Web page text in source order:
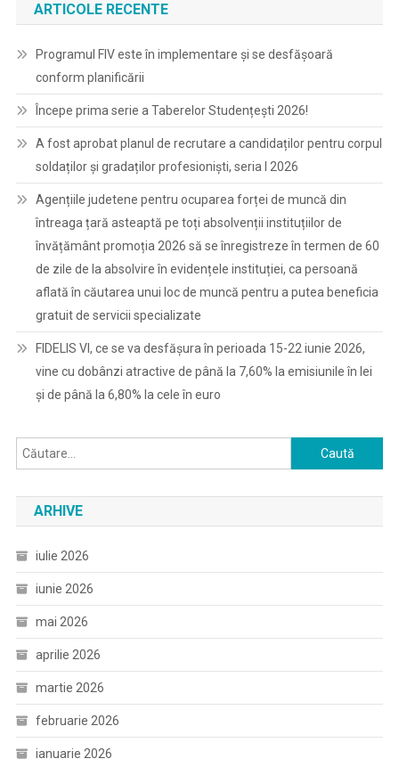
ARTICOLE RECENTE
Programul FIV este în implementare și se desfășoară
conform planificării
Începe prima serie a Taberelor Studențești 2026!
A fost aprobat planul de recrutare a candidaților pentru corpul
soldaților și gradaților profesioniști, seria I 2026
Agențiile judetene pentru ocuparea forței de muncă din
întreaga țară asteaptă pe toți absolvenții instituțiilor de
învățământ promoția 2026 să se înregistreze în termen de 60
de zile de la absolvire în evidențele instituției, ca persoană
aflată în căutarea unui loc de muncă pentru a putea beneficia
gratuit de servicii specializate
FIDELIS VI, ce se va desfășura în perioada 15-22 iunie 2026,
vine cu dobânzi atractive de până la 7,60% la emisiunile în lei
și de până la 6,80% la cele în euro
Caută
după:
ARHIVE
iulie 2026
iunie 2026
mai 2026
aprilie 2026
martie 2026
februarie 2026
ianuarie 2026